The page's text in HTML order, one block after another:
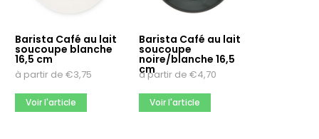
Barista Café au lait
soucoupe blanche
16,5 cm
à partir de €3,75
Voir l'article
Barista Café au lait
soucoupe
noire/blanche 16,5
cm
à partir de€4,70
Voir l'article